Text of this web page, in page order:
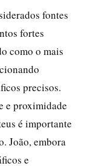
fontes
fortes
como o mais
precisos.
e proximidade
é importante
João, embora
e